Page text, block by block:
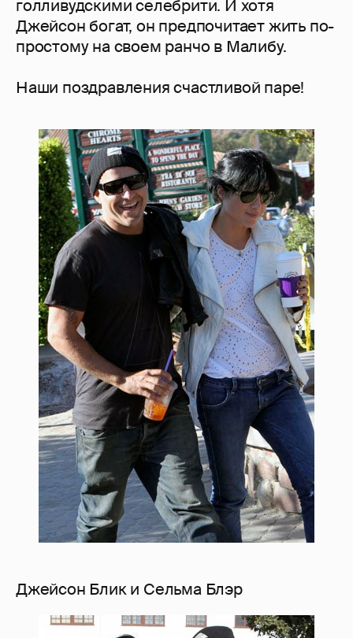
голливудскими селебрити. И хотя
Джейсон богат, он предпочитает жить по-
простому на своем ранчо в Малибу.
Наши поздравления счастливой паре!
Джейсон Блик и Сельма Блэр